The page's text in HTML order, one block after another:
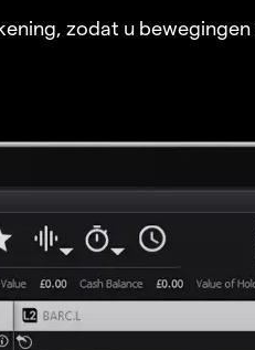
zodat u